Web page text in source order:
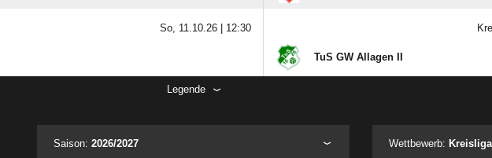
So, 11.10.26 | 12:30
TuS GW Allagen II
Legende
Saison: 2026/2027 Wettbewerb: